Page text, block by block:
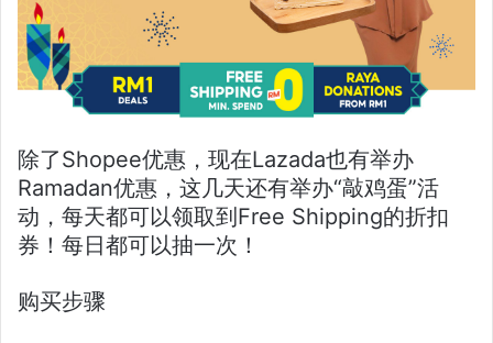
除了Shopee优惠，现在Lazada也有举办
Ramadan优惠，这几天还有举办“敲鸡蛋”活
动，每天都可以领取到Free Shipping的折扣
券！每日都可以抽一次！
购买步骤